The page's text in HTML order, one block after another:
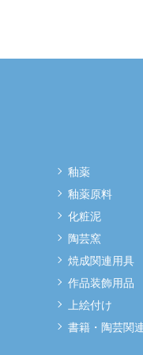
釉薬
釉薬原料
化粧泥
陶芸窯
焼成関連用具
作品装飾用品
上絵付け
書籍・陶芸関